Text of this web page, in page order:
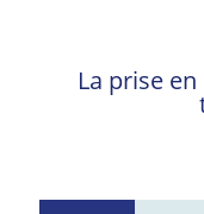
La prise